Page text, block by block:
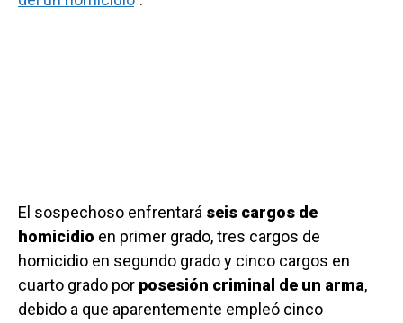
El sospechoso enfrentará seis cargos de
homicidio en primer grado, tres cargos de
homicidio en segundo grado y cinco cargos en
cuarto grado por posesión criminal de un arma,
debido a que aparentemente empleó cinco